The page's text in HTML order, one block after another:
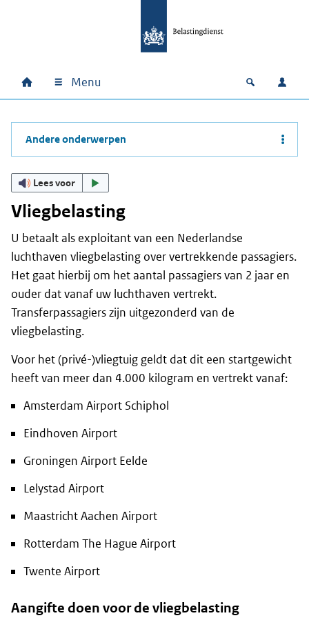
Hoofdnavigatie
Home Menu Open
Andere onderwerpen
Lees voor
Vliegbelasting
U betaalt als exploitant van een Nederlandse
luchthaven vliegbelasting over vertrekkende passagiers.
Het gaat hierbij om het aantal passagiers van 2 jaar en
ouder dat vanaf uw luchthaven vertrekt.
Transferpassagiers zijn uitgezonderd van de
vliegbelasting.
Voor het (privé-)vliegtuig geldt dat dit een startgewicht
heeft van meer dan 4.000 kilogram en vertrekt vanaf:
Amsterdam Airport Schiphol
Eindhoven Airport
Groningen Airport Eelde
Lelystad Airport
Maastricht Aachen Airport
Rotterdam The Hague Airport
Twente Airport
Aangifte doen voor de vliegbelasting